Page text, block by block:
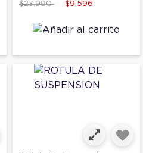
Price reduced from
$23.990to $9.596